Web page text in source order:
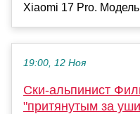
Xiaomi 17 Pro.
19:00, 12 Ноя
Ски-альпинист
"притянутым за